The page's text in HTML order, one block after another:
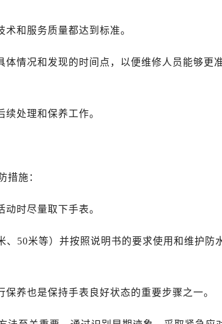
和服务质量都达到标准。
情况和发现的时间点，以便维修人员能够更
处理和保养工作。
措施：
时尽量取下手表。
、50米等）并按照说明书的要求使用和维护防
养也是保持手表良好状态的重要步骤之一。